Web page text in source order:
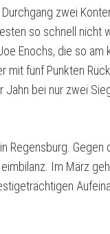
zwei
so schnell nicht
Enochs, die so am
mit fünf Punkten
bei nur zwei
Regensburg. Gegen
Im März